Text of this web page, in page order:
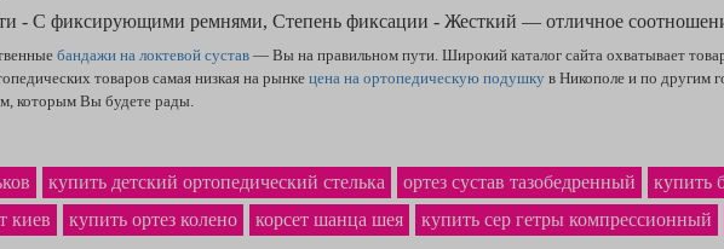
- С фиксирующими ремнями, Степень фиксации - Жесткий — отличное
бандажи на локтевой сустав — Вы на правильном пути. Широкий каталог сайта охватывает
товаров самая низкая на рынке цена на ортопедическую подушку в Никополе и по другим
которым Вы будете рады.
купить детский ортопедический стелька ортез сустав тазобедренный
купить
киев
купить ортез колено корсет шанца шея купить cep гетры компрессионный